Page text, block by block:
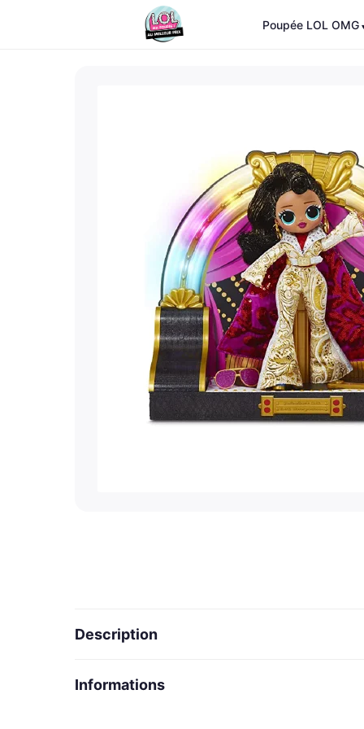
Poupée LOL OMG
Description
Jukebox B.B. est unique en son genre; ruisselant
Informations